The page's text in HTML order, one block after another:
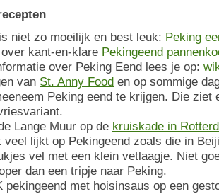
niet zo moeilijk en best leuk: Peking
kant-en-klare Pekingeend
over Peking Eend lees je op:
van St. Anny Food en op sommige
Peking eend te krijgen. Die ziet
Lange Muur op de kruiskade in
veel lijkt op Pekingeend zoals die in
vel met een klein vetlaagje. Niet
dan een tripje naar Peking.
pekingeend met hoisinsaus op een